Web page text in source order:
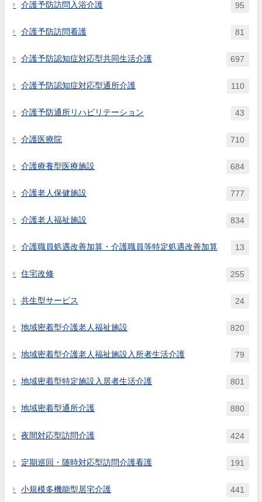
介護予防訪問入浴介護 95
介護予防訪問看護 81
介護予防認知症対応型共同生活介護 697
介護予防認知症対応型通所介護 110
介護予防通所リハビリテーション 43
介護医療院 710
介護療養型医療施設 684
介護老人保健施設 777
介護老人福祉施設 834
介護職員処遇改善加算・介護職員等特定処遇改善加算 13
住宅改修 255
共生型サービス 24
地域密着型介護老人福祉施設 820
地域密着型介護老人福祉施設入所者生活介護 79
地域密着型特定施設入居者生活介護 801
地域密着型通所介護 880
夜間対応型訪問介護 424
定期巡回・随時対応型訪問介護看護 191
小規模多機能型居宅介護 441